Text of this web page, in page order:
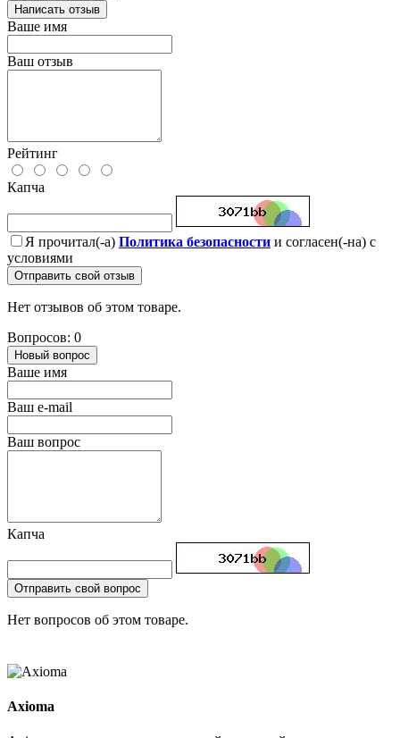
Написать отзыв
Ваше имя
Ваш отзыв
Рейтинг
Капча
Я прочитал(-а) Политика безопасности и согласен(-на) с
условиями
Отправить свой отзыв
Нет отзывов об этом товаре.
Вопросов: 0
Новый вопрос
Ваше имя
Ваш e-mail
Ваш вопрос
Капча
Отправить свой вопрос
Нет вопросов об этом товаре.
Axioma